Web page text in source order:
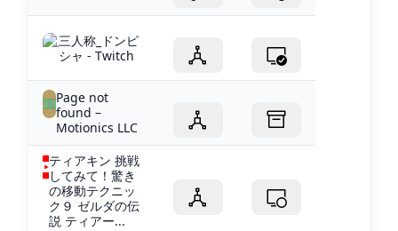
三人称_ドンピ
シャ - Twitch
Page not
found –
Motionics LLC
ティアキン 挑戦
してみて！驚き
の移動テクニッ
ク９ ゼルダの伝
説 ティアー...